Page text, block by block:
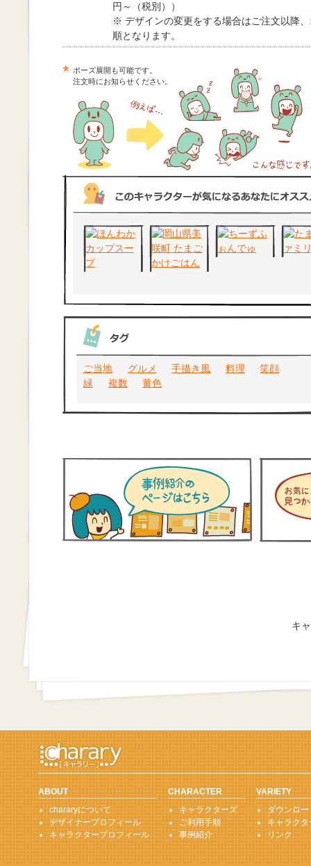
円～（税別））
※ デザインの変更をする場合はご注文以降
順となります。
ポーズ展開も可能です。
注文時にお知らせください。
ご当地 グルメ 手描き風 料理
笑顔
緑
複数 黄色
キ
ABOUT
chararyについて
デザイナープロフィール
キャラクタープロフィール
CHARACTER
キャラクターズ
ご利用手順
事例紹介
VARIETY
ダウンロ
キャラク
リンク